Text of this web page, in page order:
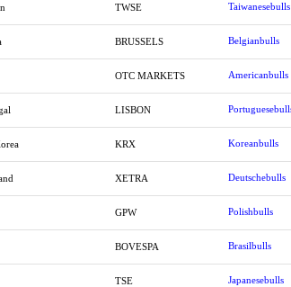
TWSE Taiwanesebulls
BRUSSELS Belgianbulls
OTC MARKETS Americanbulls
LISBON
KRX Koreanbulls
XETRA Deutschebulls
GPW Polishbulls
BOVESPA Brasilbulls
TSE Japanesebulls